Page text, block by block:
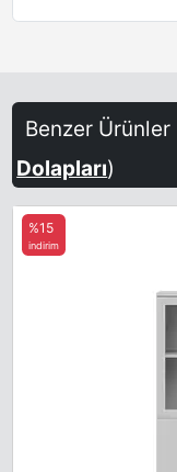
Benzer Ürünler
Dolapları)
%15
indirim